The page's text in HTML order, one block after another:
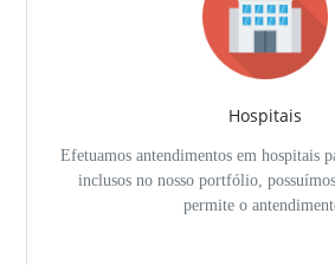
Hospitais
Efetuamos antendimentos em hospitais
inclusos no nosso portfólio,
permite o